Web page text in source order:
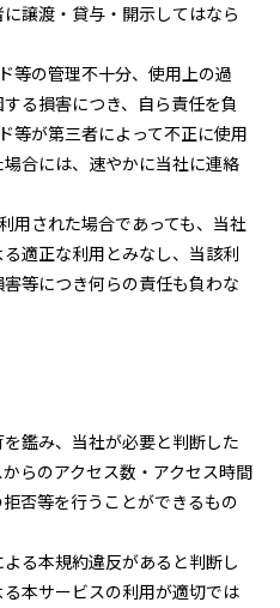
譲渡・貸与・開示してはなら
等の管理不十分、使用上の過
る損害につき、自ら責任を負
等が第三者によって不正に使用
合には、速やかに当社に連絡
用された場合であっても、当社
適正な利用とみなし、当該利
等につき何らの責任も負わな
鑑み、当社が必要と判断した
らのアクセス数・アクセス時間
否等を行うことができるもの
る本規約違反があると判断し
本サービスの利用が適切では